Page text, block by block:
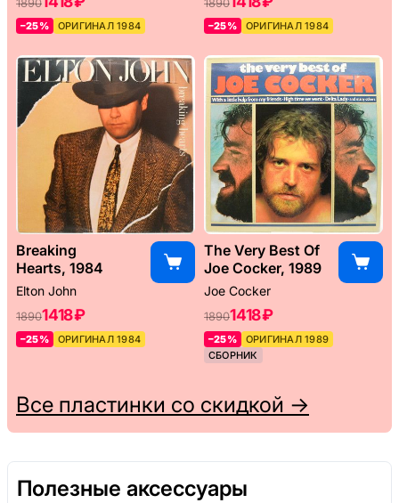
1890
–25% ОРИГИНАЛ 1984
1890
–25% ОРИГИНАЛ 1984
Breaking
Hearts, 1984
Elton John
18901418 ₽
–25% ОРИГИНАЛ 1984
The Very Best Of
Joe Cocker, 1989
Joe Cocker
18901418 ₽
–25%
ОРИГИНАЛ 1989
СБОРНИК
Все пластинки со скидкой →
Полезные аксессуары